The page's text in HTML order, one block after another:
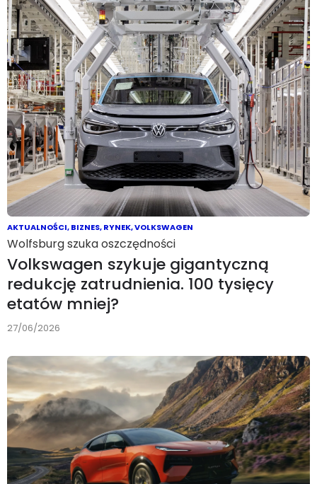
AKTUALNOŚCI,BIZNES,RYNEK,VOLKSWAGEN
Wolfsburg szuka oszczędności
Volkswagen szykuje gigantyczną
redukcję zatrudnienia. 100 tysięcy
etatów mniej?
27/06/2026